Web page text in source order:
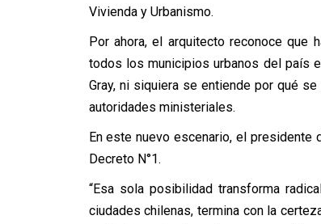
Vivienda y Urbanismo.
Por ahora, el arquitecto reconoce que
todos los municipios urbanos del país
Gray, ni siquiera se entiende por qué
autoridades ministeriales.
En este nuevo escenario, el
Decreto N°1.
“Esa sola posibilidad transforma
ciudades chilenas, termina con la